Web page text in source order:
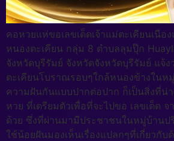
คอหวยแห่ขอเลขเด็ดเจ้าแม่ตะเคียนเนือ
หนองตะเคียน กลุ่ม 8 ตำบลลุมปุ๊ก
จังหวัดบุรีรัมย์ จังหวัดจังหวัดบุรีรัมย์ แจ้ง
ตะเคียนโบราณรอบๆใกล้หนองข้างในห
ความฝันกันแบบปากต่อปาก ก็เป็นสิ่งที่น่
หวย ที่เตรียมตัวเพื่อที่จะไปขอ เลขเด็ด จ
ด้วย ซึ่งที่ผ่านมามีประชาชนในหมู่บ้าน
ใช้น้อยฝันมองเห็นเรื่องแปลกๆที่เกี่ยวกับ